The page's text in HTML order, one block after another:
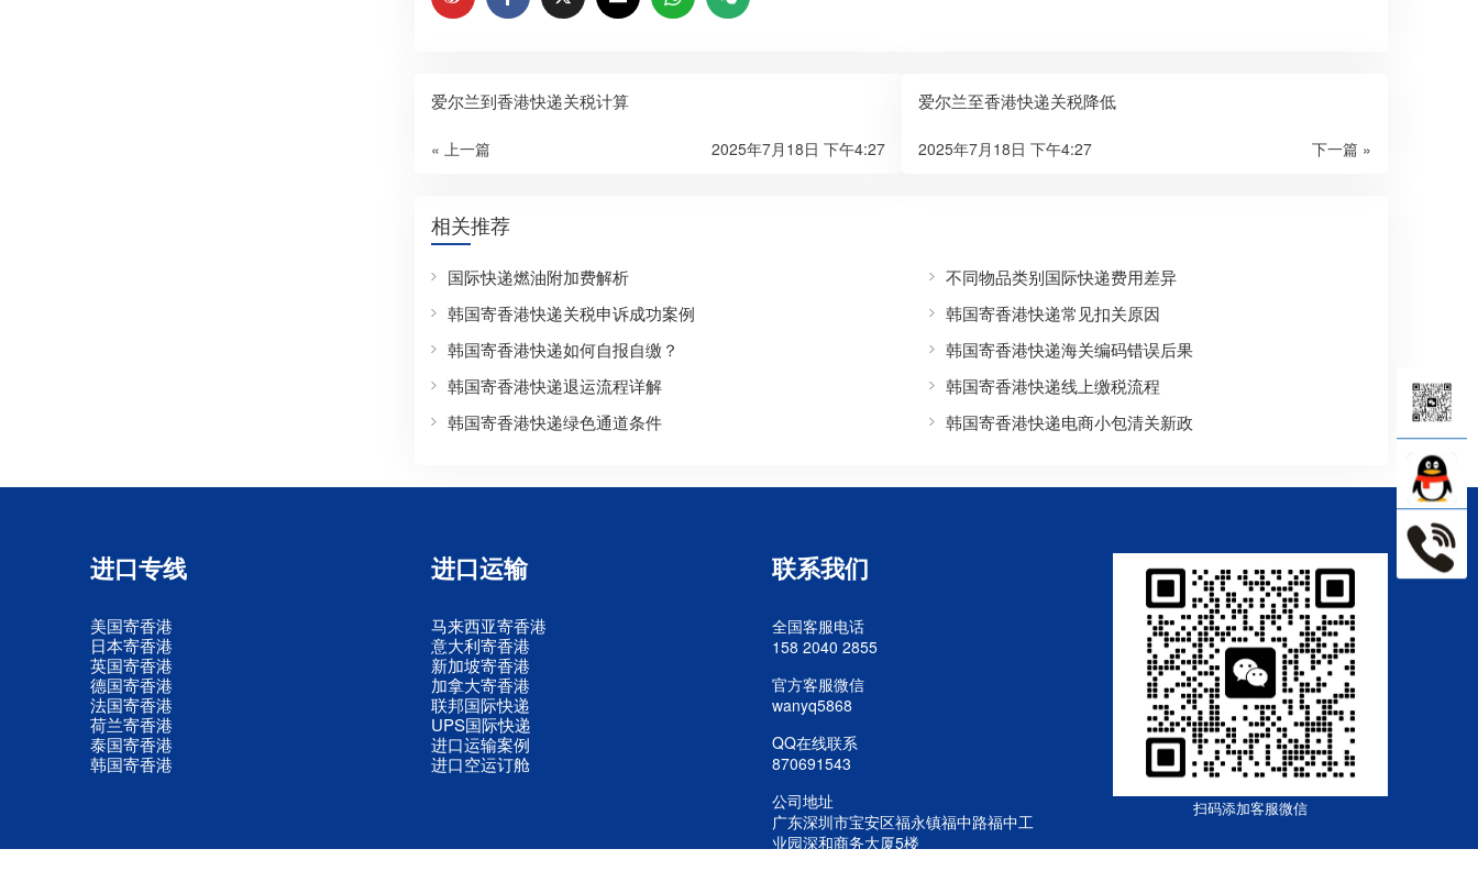
爱尔兰到香港快递关税计算​​
« 上一篇 2025年7月18日 下午4:27
爱尔兰至香港快递关税降低
下一篇 »
2025年7月18日 下午4:27
相关推荐
国际快递燃油附加费解析
不同物品类别国际快递费用差异
韩国寄香港快递关税申诉成功案例
韩国寄香港快递常见扣关原因
韩国寄香港快递如何自报自缴？
韩国寄香港快递海关编码错误后果
韩国寄香港快递退运流程详解
韩国寄香港快递线上缴税流程
韩国寄香港快递绿色通道条件
韩国寄香港快递电商小包清关新政
进口专线
美国寄香港
日本寄香港
英国寄香港
德国寄香港
法国寄香港
荷兰寄香港
泰国寄香港
韩国寄香港
进口运输
马来西亚寄香港
意大利寄香港
新加坡寄香港
加拿大寄香港
联邦国际快递
UPS国际快递
进口运输案例
进口空运订舱
联系我们
全国客服电话
158 2040 2855
官方客服微信
wanyq5868
QQ在线联系
870691543
公司地址
广东深圳市宝安区福永镇福中路福中工
业园深和商务大厦5楼
扫码添加客服微信